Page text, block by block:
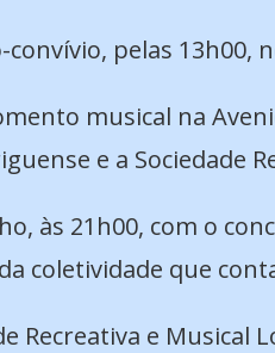
pelas
musical na
e a Sociedade
às 21h00, com o
coletividade que
Recreativa e